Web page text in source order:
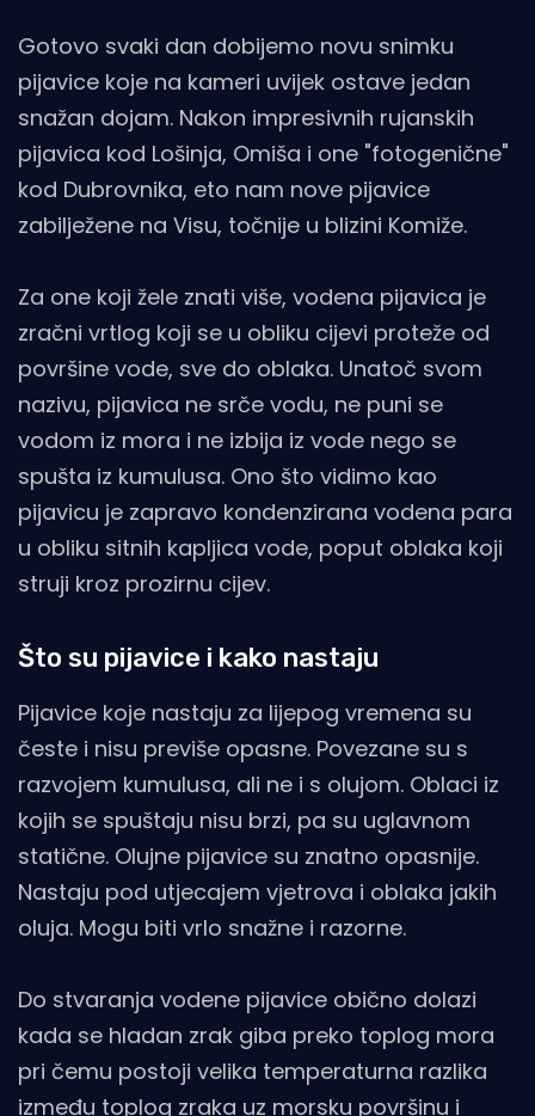
Gotovo svaki dan dobijemo novu snimku
pijavice koje na kameri uvijek ostave jedan
snažan dojam. Nakon impresivnih rujanskih
pijavica kod Lošinja, Omiša i one "fotogenične"
kod Dubrovnika, eto nam nove pijavice
zabilježene na Visu, točnije u blizini Komiže.
Za one koji žele znati više, vodena pijavica je
zračni vrtlog koji se u obliku cijevi proteže od
površine vode, sve do oblaka. Unatoč svom
nazivu, pijavica ne srče vodu, ne puni se
vodom iz mora i ne izbija iz vode nego se
spušta iz kumulusa. Ono što vidimo kao
pijavicu je zapravo kondenzirana vodena para
u obliku sitnih kapljica vode, poput oblaka koji
struji kroz prozirnu cijev.
Što su pijavice i kako nastaju
Pijavice koje nastaju za lijepog vremena su
česte i nisu previše opasne. Povezane su s
razvojem kumulusa, ali ne i s olujom. Oblaci iz
kojih se spuštaju nisu brzi, pa su uglavnom
statične. Olujne pijavice su znatno opasnije.
Nastaju pod utjecajem vjetrova i oblaka jakih
oluja. Mogu biti vrlo snažne i razorne.
Do stvaranja vodene pijavice obično dolazi
kada se hladan zrak giba preko toplog mora
pri čemu postoji velika temperaturna razlika
između toplog zraka uz morsku površinu i